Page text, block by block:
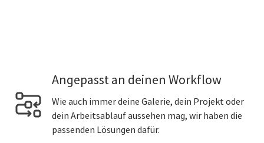
Angepasst an deinen Workflow
Wie auch immer deine Galerie, dein Projekt oder
dein Arbeitsablauf aussehen mag, wir haben die
passenden Lösungen dafür.